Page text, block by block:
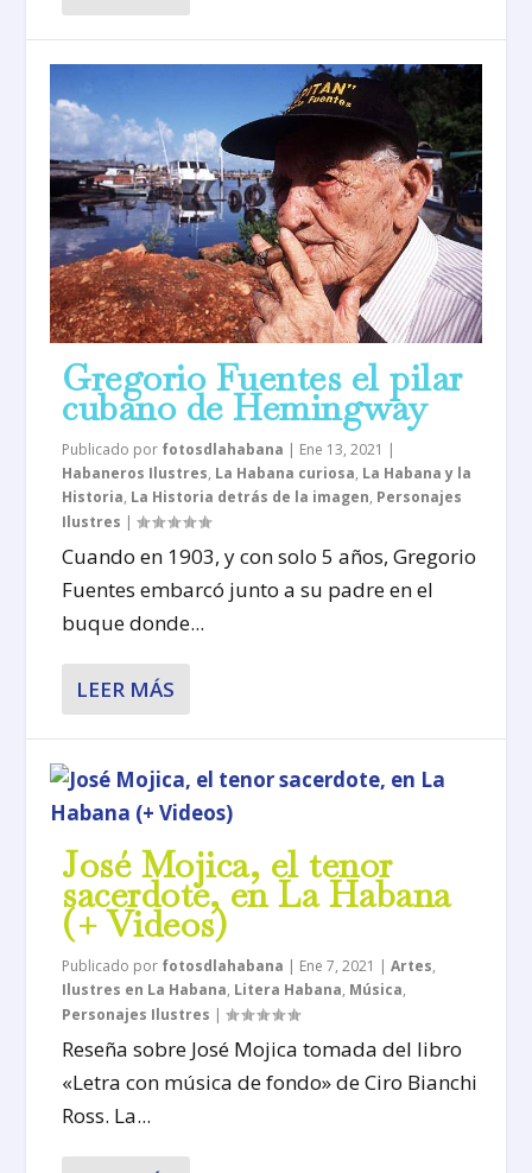
Gregorio Fuentes el pilar
cubano de Hemingway
Publicado por fotosdlahabana | Ene 13, 2021 |
Habaneros Ilustres, La Habana curiosa, La Habana y la
Historia, La Historia detrás de la imagen, Personajes
Ilustres |
Cuando en 1903, y con solo 5 años, Gregorio
Fuentes embarcó junto a su padre en el
buque donde...
LEER MÁS
José Mojica, el tenor
sacerdote, en La Habana
(+ Videos)
Publicado por fotosdlahabana | Ene 7, 2021 |Artes,
Ilustres en La Habana, Litera Habana, Música,
Personajes Ilustres |
Reseña sobre José Mojica tomada del libro
«Letra con música de fondo» de Ciro Bianchi
Ross. La...